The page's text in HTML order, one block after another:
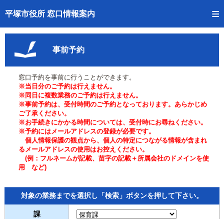
平塚市役所 窓口情報案内
トップページへ
ご利用方法
事前予約
予約状況確認
窓口混雑状況
待ち状況確認
交付状況確認
混雑予想カレンダー
事前予約
窓口予約を事前に行うことができます。
※当日分のご予約は行えません。
※同日に複数業務のご予約は行えません。
※事前予約は、受付時間のご予約となっております。あらかじめ
ご了承ください。
※お手続きにかかる時間については、受付時にお尋ねください。
※予約にはメールアドレスの登録が必要です。
個人情報保護の観点から、個人の特定につながる情報が含まれ
るメールアドレスの使用はお控えください。
(例：フルネームが記載、苗字の記載＋所属会社のドメインを使
用 など)
対象の業務までを選択し「検索」ボタンを押して下さい。
課